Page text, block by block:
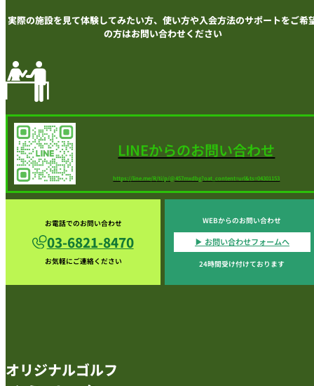
実際の施設を見て体験してみたい方、 使い方や入会方法のサポートをご希
の方はお問い合わせください
LINEからのお問い合わせ
https://line.me/R/ti/p/@457mxdbg?oat_content=url&ts=04301153
お電話でのお問い合わせ
03-6821-8470
お気軽にご連絡ください
WEBからのお問い合わせ
▶︎ お問い合わせフォームへ
24時間受け付けております
オリジナルゴルフ